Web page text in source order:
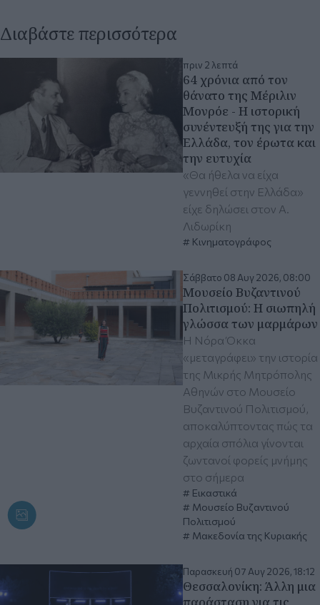
Διαβάστε περισσότερα
πριν 2 λεπτά
64 χρόνια από τον
θάνατο της Μέριλιν
Μονρόε - Η ιστορική
συνέντευξή της για την
Ελλάδα, τον έρωτα και
την ευτυχία
«Θα ήθελα να είχα
γεννηθεί στην Ελλάδα»
είχε δηλώσει στον Α.
Λιδωρίκη
Κινηματογράφος
Σάββατο 08 Αυγ 2026, 08:00
Μουσείο Βυζαντινού
Πολιτισμού: Η σιωπηλή
γλώσσα των μαρμάρων
Η Νόρα Όκκα
«μεταγράφει» την ιστορία
της Μικρής Μητρόπολης
Αθηνών στο Μουσείο
Βυζαντινού Πολιτισμού,
αποκαλύπτοντας πώς τα
αρχαία σπόλια γίνονται
ζωντανοί φορείς μνήμης
στο σήμερα
Εικαστικά
Μουσείο Βυζαντινού
Πολιτισμού
Μακεδονία της Κυριακής
Παρασκευή 07 Αυγ 2026, 18:12
Θεσσαλονίκη: Άλλη μια